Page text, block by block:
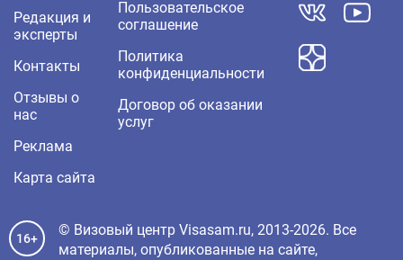
Редакция и
эксперты
Контакты
Отзывы о
нас
Реклама
Карта сайта
Пользовательское
соглашение
Политика
конфиденциальности
Договор об оказании
услуг
16+
© Визовый центр Visasam.ru, 2013-2026. Все
материалы, опубликованные на сайте,